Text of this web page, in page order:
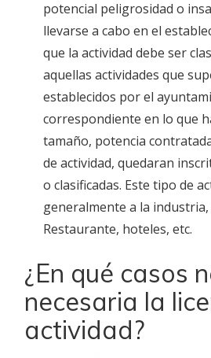
potencial peligrosidad o
llevarse a cabo en el
que la actividad debe ser
aquellas actividades que
establecidos por el
correspondiente en lo que
tamaño, potencia
de actividad, quedaran
o clasificadas. Este tipo de
generalmente a la
Restaurante, hoteles, etc.
¿En qué casos
necesaria la
actividad?